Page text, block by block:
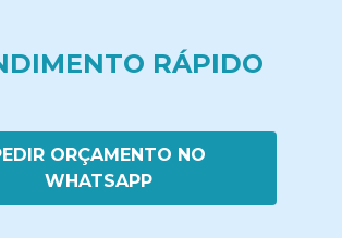
RÁPIDO
ORÇAMENTO NO
WHATSAPP